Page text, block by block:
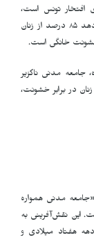
پیشرو شماره ۵۸ که مایه‌ی افتخار تونس است،
گزارش جدید «انجمن زن و شهروندی الکاف» نشان می‌دهد ۸۵ درصد از زنان
خشونت خانگی است.
جامعه مدنی ناگزیر
در برابر خشونت،
مدنی همواره
این نقش‌آفرینی به
هفتاد میلادی و